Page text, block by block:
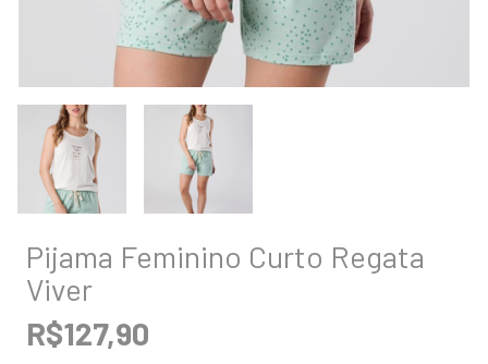
Pijama Feminino Curto Regata
Viver
R$127,90